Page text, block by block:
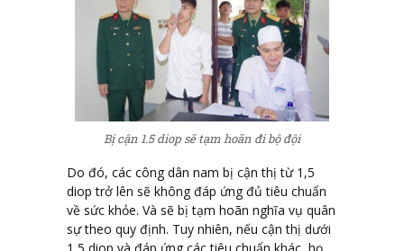
Bị cận 1.5 diop sẽ tạm hoãn đi bộ đội
Do đó, các công dân nam bị cận thị từ 1,5
diop trở lên sẽ không đáp ứng đủ tiêu chuẩn
về sức khỏe. Và sẽ bị tạm hoãn nghĩa vụ quân
sự theo quy định. Tuy nhiên, nếu cận thị dưới